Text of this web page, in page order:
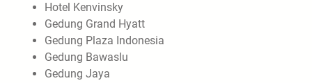
Hotel Kenvinsky
Gedung Grand Hyatt
Gedung Plaza Indonesia
Gedung Bawaslu
Gedung Jaya